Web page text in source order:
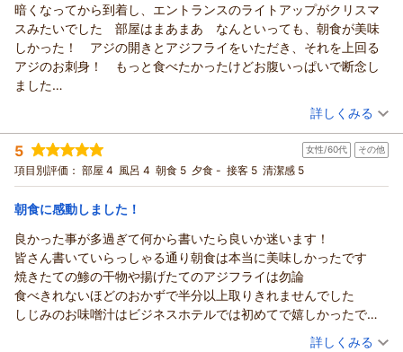
ココチホテル沼津からの返信
みく 様
この度は当ホテルをご利用いただき、また心温まる口コミをご
投稿いただきまして、誠にありがとうございます。
スタッフの接客をはじめ、お部屋や眺望、清掃スタッフの挨拶
まで、たくさんのお褒めのお言葉をいただき、スタッフ一同大
変嬉しく拝読いたしました。
また、お部屋で快適にお過ごしいただけたご様子や、想像以上
に景色をお楽しみいただけたことも嬉しく思います。禁煙のお
部屋についても、ご希望に沿うことができ安心いたしました。
朝のお出かけの際のスタッフの挨拶についてもお褒めいただ
だくことを大切にしておりますので、このようなお言葉をいた
だけることは、スタッフにとって何よりの励みです。
今回はお食事なしでのご宿泊とのことでしたが、次回はぜひ当
ホテルのお食事もお楽しみくださいませ。よりご満足いただけ
る滞在となりますよう、これからもスタッフ一同努めてまいり
暗くなってから到着し、エントランスのライトアップがクリスマ
スみたいでした 部屋はまあまあ なんといっても、朝食が美味
しかった！ アジの開きとアジフライをいただき、それを上回る
アジのお刺身！ もっと食べたかったけどお腹いっぱいで断念し
ました
（投稿日：2026/07/30）
宿泊時期： 2026年07月宿泊 (出張)
投稿者： おしょうさん
宿泊プラン： 〔朝食付〕ビジネスシングル セミダブル 朝のみ
宿泊価格帯： 8,001～9,000円(大人一人あたり/税込)
おしょう 様
この度はご宿泊いただき、またご感想をお寄せいただき誠にあ
りがとうございます。
夜のご到着時には、エントランスのライトアップもお楽しみい
ただけたようで嬉しく思います。また、朝食につきましても、
アジの開きやアジフライ、そしてアジのお刺身までご満足いた
詳しくみる
5 女性/60代 その他
項目別評価： 部屋 4 風呂 4 朝食 5 夕食 - 接客 5 清潔感 5
朝食に感動しました！
良かった事が多過ぎて何から書いたら良いか迷います！
皆さん書いていらっしゃる通り朝食は本当に美味しかったです
焼きたての鯵の干物や揚げたてのアジフライは勿論
食べきれないほどのおかずで半分以上取りきれませんでした
しじみのお味噌汁はビジネスホテルでは初めてで嬉しかったです
スタッフさんの対応も素晴らしく禁煙室と喫煙室を間違えて予約
（投稿日：2026/07/30）
詳しくみる